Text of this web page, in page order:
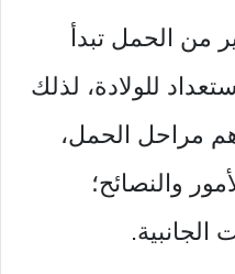
من الحمل تبدأ
للولادة، لذلك
مراحل الحمل،
والنصائح؛